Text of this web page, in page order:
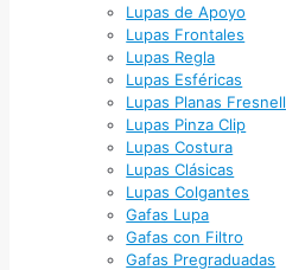
Lupas de Apoyo
Lupas Frontales
Lupas Regla
Lupas Esféricas
Lupas Planas Fresnell
Lupas Pinza Clip
Lupas Costura
Lupas Clásicas
Lupas Colgantes
Gafas Lupa
Gafas con Filtro
Gafas Pregraduadas